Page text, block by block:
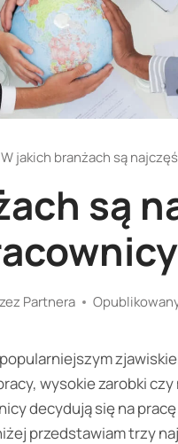
W jakich branżach są
są
Partnera
wysokie zarobki
decydują się na
przedstawiam trzy